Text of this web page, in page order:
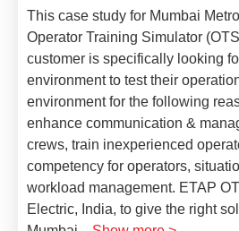
This case study for Mumbai
Operator Training Simulator
customer is specifically looking
environment to test their
environment for the following
enhance communication &
crews, train inexperienced
competency for operators,
workload management. ETAP
Electric, India, to give the right